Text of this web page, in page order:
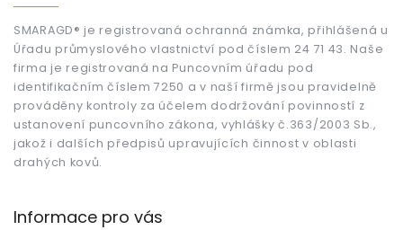
SMARAGD® je registrovaná ochranná známka, přihlášená u
Úřadu průmyslového vlastnictví pod číslem 24 71 43. Naše
firma je registrovaná na Puncovním úřadu pod
identifikačním číslem 7250 a v naší firmě jsou pravidelně
prováděny kontroly za účelem dodržování povinností z
ustanovení puncovního zákona, vyhlášky č.363/2003 Sb.,
jakož i dalších předpisů upravujících činnost v oblasti
drahých kovů.
Informace pro vás